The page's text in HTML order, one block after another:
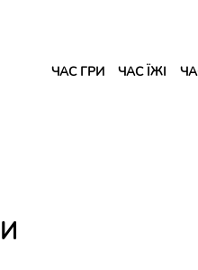
ЧАС ГРИ
ЧАС ЇЖІ